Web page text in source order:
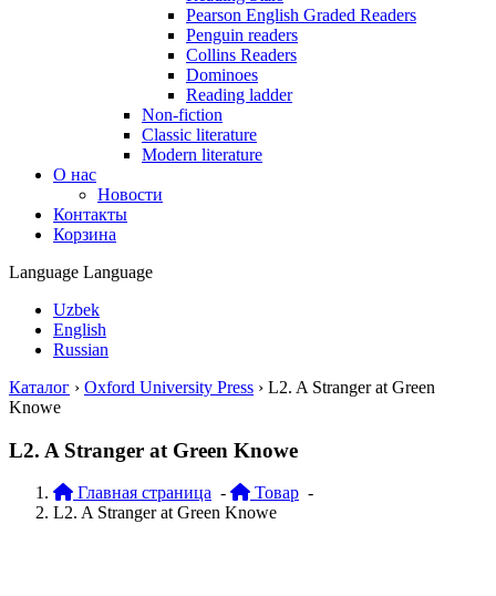
Pearson English Graded Readers
Penguin readers
Collins Readers
Dominoes
Reading ladder
Non-fiction
Classic literature
Modern literature
О нас
Новости
Контакты
Корзина
Language Language
Uzbek
English
Russian
Каталог › Oxford University Press › L2. A Stranger at Green
Knowe
L2. A Stranger at Green Knowe
Главная страница - Товар -
L2. A Stranger at Green Knowe